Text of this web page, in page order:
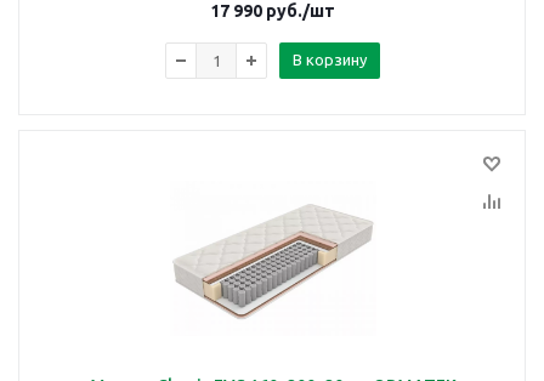
17 990 руб./шт
В корзину